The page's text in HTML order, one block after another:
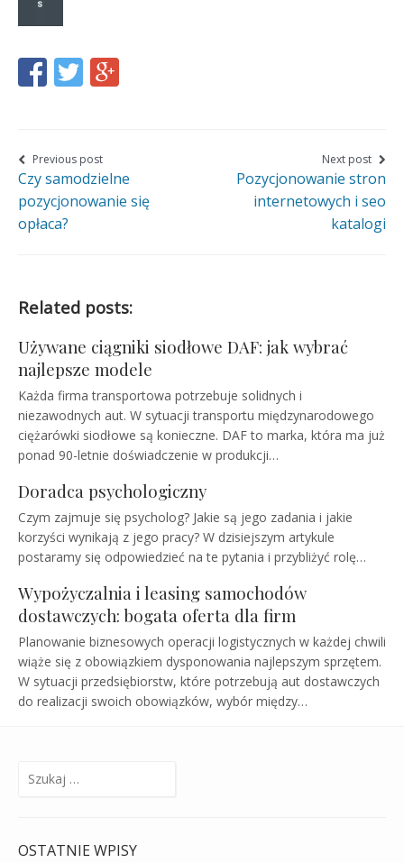
Share
on
Facebook
Share
on
Twitter
Share
on
Google+
Nawigacja
wpisu
Previous post
Czy samodzielne
pozycjonowanie się
opłaca?
Next post
Pozycjonowanie stron
internetowych i seo
katalogi
Related posts:
Używane ciągniki siodłowe DAF: jak wybrać
najlepsze modele
Każda firma transportowa potrzebuje solidnych i
niezawodnych aut. W sytuacji transportu międzynarodowego
ciężarówki siodłowe są konieczne. DAF to marka, która ma już
ponad 90-letnie doświadczenie w produkcji…
Doradca psychologiczny
Czym zajmuje się psycholog? Jakie są jego zadania i jakie
korzyści wynikają z jego pracy? W dzisiejszym artykule
postaramy się odpowiedzieć na te pytania i przybliżyć rolę…
Wypożyczalnia i leasing samochodów
dostawczych: bogata oferta dla firm
Planowanie biznesowych operacji logistycznych w każdej chwili
wiąże się z obowiązkiem dysponowania najlepszym sprzętem.
W sytuacji przedsiębiorstw, które potrzebują aut dostawczych
do realizacji swoich obowiązków, wybór między…
Szukaj:
OSTATNIE WPISY